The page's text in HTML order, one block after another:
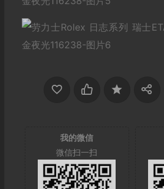
我的微信
微信扫一扫